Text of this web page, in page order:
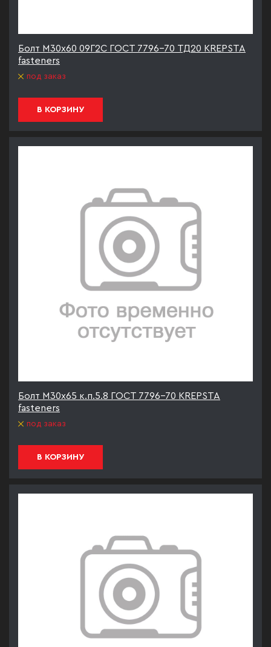
Болт М30х60 09Г2С ГОСТ 7796-70 ТД20 KREPSTA
fasteners
под заказ
В КОРЗИНУ
Болт М30х65 к.п.5.8 ГОСТ 7796-70 KREPSTA
fasteners
под заказ
В КОРЗИНУ